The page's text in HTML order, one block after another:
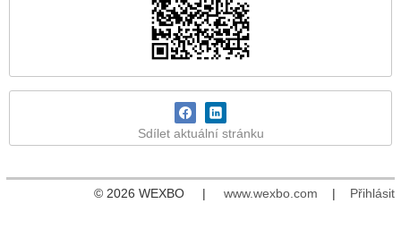
Sdílet aktuální stránku
© 2026 WEXBO | www.wexbo.com | Přihlásit